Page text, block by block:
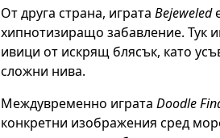
От друга страна, играта Bejeweled
хипнотизиращо забавление. Тук
ивици от искрящ блясък, като
сложни нива.
Междувременно играта Doodle
конкретни изображения сред